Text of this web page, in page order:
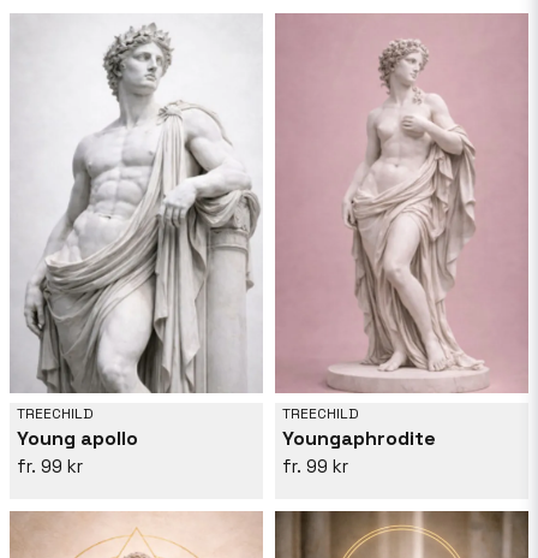
TREECHILD
Young apollo
99 kr
TREECHILD
Youngaphrodite
99 kr